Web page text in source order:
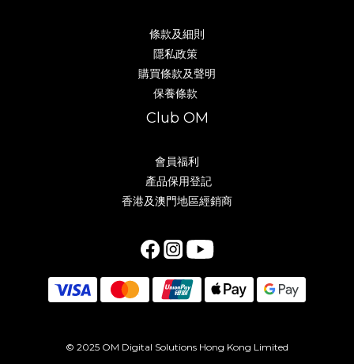
條款及細則
隱私政策
購買條款及聲明
保養條款
Club OM
會員福利
產品保用登記
香港及澳門地區經銷商
© 2025 OM Digital Solutions Hong Kong Limited